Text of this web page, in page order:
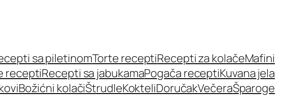
sa piletinomTorte receptiRecepti za kolačeMafini
receptiRecepti sa jabukamaPogača receptiKuvana jela
Božićni kolačiŠtrudleKokteliDoručakVečeraŠparoge